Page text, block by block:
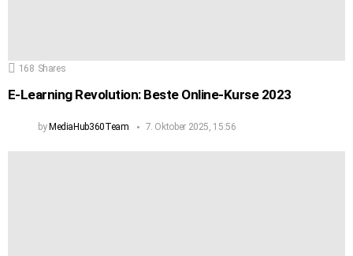
168 Shares
E-Learning Revolution: Beste Online-Kurse 2023
byMediaHub360Team 7. Oktober 2025, 15:56